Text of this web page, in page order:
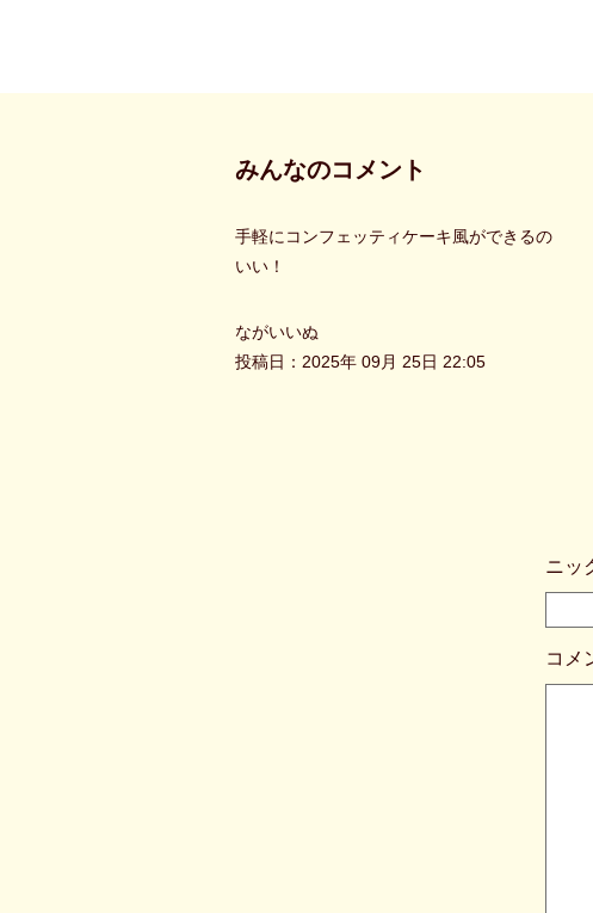
みんなのコメント
手軽にコンフェッティケーキ風ができるの
いい！
ながいいぬ
投稿日：2025年 09月 25日 22:05
ニッ
コメ